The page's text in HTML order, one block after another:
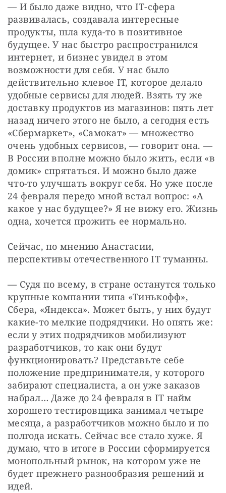
— И было даже видно, что IT-сфера
развивалась, создавала интересные
продукты, шла куда-то в позитивное
будущее. У нас быстро распространился
интернет, и бизнес увидел в этом
возможности для себя. У нас было
действительно клевое IT, которое делало
удобные сервисы для людей. Взять ту же
доставку продуктов из магазинов: пять лет
назад ничего этого не было, а сегодня есть
«Сбермаркет», «Самокат» — множество
очень удобных сервисов, — говорит она. —
В России вполне можно было жить, если «в
домик» спрятаться. И можно было даже
что-то улучшать вокруг себя. Но уже после
24 февраля передо мной встал вопрос: «А
какое у нас будущее?» Я не вижу его. Жизнь
одна, хочется прожить ее нормально.
Сейчас, по мнению Анастасии,
перспективы отечественного IT туманны.
— Судя по всему, в стране останутся только
крупные компании типа «Тинькофф»,
Сбера, «Яндекса». Может быть, у них будут
какие-то мелкие подрядчики. Но опять же:
если у этих подрядчиков мобилизуют
разработчиков, то как они будут
функционировать? Представьте себе
положение предпринимателя, у которого
забирают специалиста, а он уже заказов
набрал… Даже до 24 февраля в IT найм
хорошего тестировщика занимал четыре
месяца, а разработчиков можно было и по
полгода искать. Сейчас все стало хуже. Я
думаю, что в итоге в России сформируется
монопольный рынок, на котором уже не
будет прежнего разнообразия решений и
идей.